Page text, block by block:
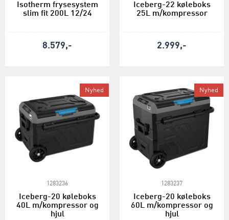
Isotherm frysesystem
slim fit 200L 12/24
8.579,-
Iceberg-22 køleboks
25L m/kompressor
2.999,-
Nyhed
1283236
Iceberg-20 køleboks
40L m/kompressor og
hjul
Nyhed
1283237
Iceberg-20 køleboks
60L m/kompressor og
hjul